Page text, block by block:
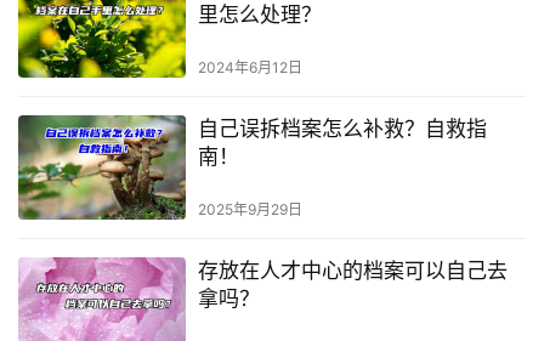
里怎么处理？
2024年6月12日
自己误拆档案怎么补救？自救指
南！
2025年9月29日
存放在人才中心的档案可以自己去
拿吗？